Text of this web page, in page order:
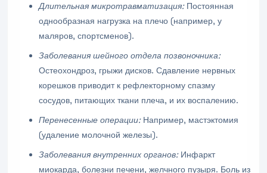
Длительная микротравматизация: Постоянная
однообразная нагрузка на плечо (например, у
маляров, спортсменов).
Заболевания шейного отдела позвоночника:
Остеохондроз, грыжи дисков. Сдавление нервных
корешков приводит к рефлекторному спазму
сосудов, питающих ткани плеча, и их воспалению.
Перенесенные операции:Например, мастэктомия
(удаление молочной железы).
Заболевания внутренних органов: Инфаркт
миокарда, болезни печени, желчного пузыря. Боль из